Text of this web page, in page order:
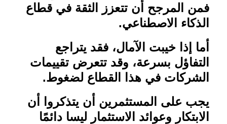
فمن المرجح أن تتعزز الثقة في قطاع
الذكاء الاصطناعي.
أما إذا خيبت الآمال، فقد يتراجع
التفاؤل بسرعة، وقد تتعرض تقييمات
الشركات في هذا القطاع لضغوط.
يجب على المستثمرين أن يتذكروا أن
الابتكار وعوائد الاستثمار ليسا دائمًا